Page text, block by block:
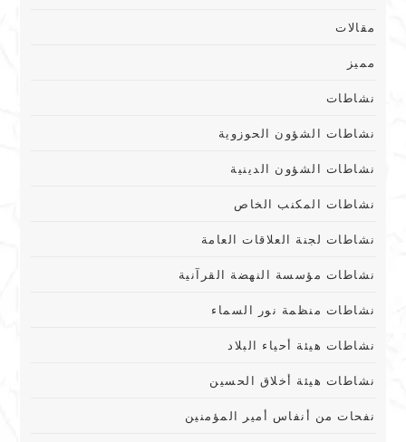
مقالات
مميز
نشاطات
نشاطات الشؤون الحوزوية
نشاطات الشؤون الدينية
نشاطات المكنب الخاص
نشاطات لجنة العلاقات العامة
نشاطات مؤسسة النهضة القرآنية
نشاطات منظمة نور السماء
نشاطات هيئة أحياء البلاد
نشاطات هيئة أخلاق الحسين
نفحات من أنفاس أمير المؤمنين